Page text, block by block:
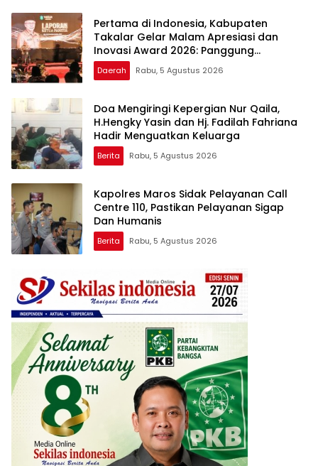
Pertama di Indonesia, Kabupaten
Takalar Gelar Malam Apresiasi dan
Inovasi Award 2026: Panggung
Penghargaan bagi Pelayan Publik
Berprestasi
Daerah Rabu, 5 Agustus 2026
Doa Mengiringi Kepergian Nur Qaila,
H.Hengky Yasin dan Hj. Fadilah Fahriana
Hadir Menguatkan Keluarga
Berita Rabu, 5 Agustus 2026
Kapolres Maros Sidak Pelayanan Call
Centre 110, Pastikan Pelayanan Sigap
Dan Humanis
Berita Rabu, 5 Agustus 2026